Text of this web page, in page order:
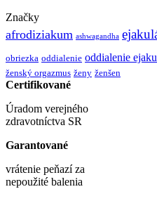
Značky
afrodiziakum ashwagandha
obriezka oddialenie oddialenie
ženský orgazmus ženy ženšen
Certifikované
Úradom verejného
zdravotníctva SR
Garantované
vrátenie peňazí za
nepoužité balenia